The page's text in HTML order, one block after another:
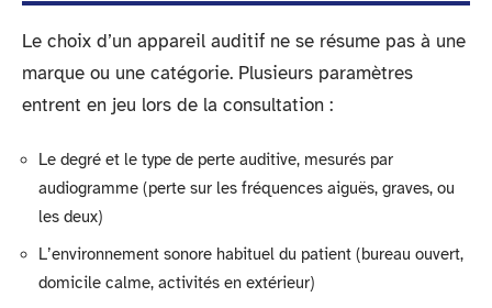
Le choix d’un appareil auditif ne se résume pas à une
marque ou une catégorie. Plusieurs paramètres
entrent en jeu lors de la consultation :
Le degré et le type de perte auditive, mesurés par
audiogramme (perte sur les fréquences aiguës, graves, ou
les deux)
L’environnement sonore habituel du patient (bureau ouvert,
domicile calme, activités en extérieur)